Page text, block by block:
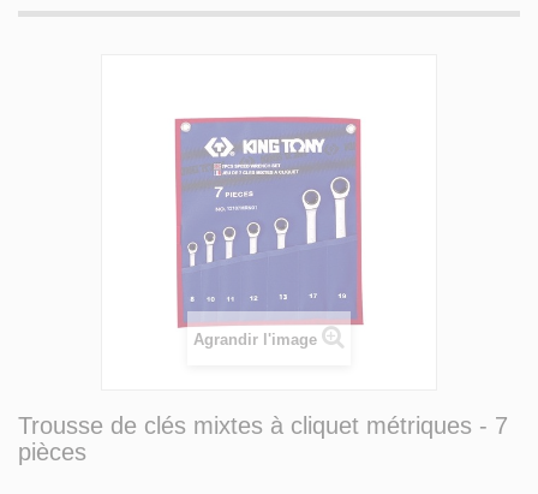
Agrandir l'image
Trousse de clés mixtes à cliquet métriques - 7
pièces